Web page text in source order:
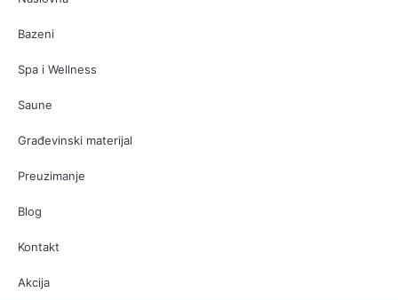
Bazeni
Spa i Wellness
Saune
Građevinski materijal
Preuzimanje
Blog
Kontakt
Akcija